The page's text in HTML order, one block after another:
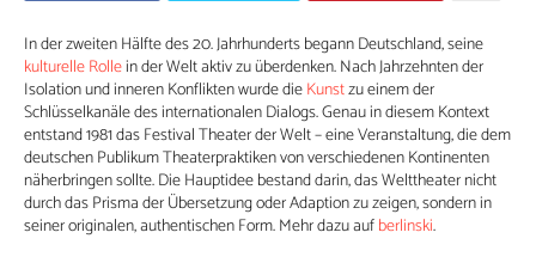
In der zweiten Hälfte des 20. Jahrhunderts begann Deutschland, seine
kulturelle Rollein der Welt aktiv zu überdenken. Nach Jahrzehnten der
Isolation und inneren Konflikten wurde dieKunstzu einem der
Schlüsselkanäle des internationalen Dialogs. Genau in diesem Kontext
entstand 1981 das Festival Theater der Welt – eine Veranstaltung, die dem
deutschen Publikum Theaterpraktiken von verschiedenen Kontinenten
näherbringen sollte. Die Hauptidee bestand darin, das Welttheater nicht
durch das Prisma der Übersetzung oder Adaption zu zeigen, sondern in
seiner originalen, authentischen Form. Mehr dazu aufberlinski.